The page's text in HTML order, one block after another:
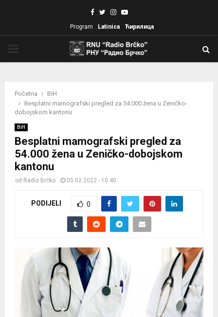
Facebook
TwitterInstagram
Youtube
Program Latinica Ћирилица
Početna
BiH
Besplatni mamografski pregled za 54.000 žena u Zeničko-
dobojskom kantonu
BiH
Besplatni mamografski pregled za
54.000 žena u Zeničko-dobojskom
kantonu
od Radio Brčko 05.02.2022 - 10:40
PODIJELI 0